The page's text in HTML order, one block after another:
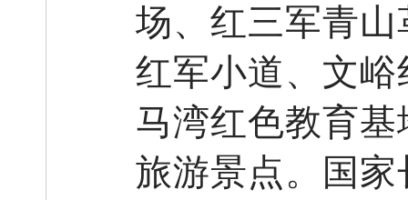
场、红三军青
红军小道、文
马湾红色教育
旅游景点。国